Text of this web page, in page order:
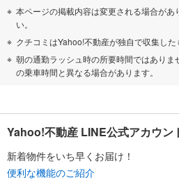
本ページの掲載内容は変更される場合があ
い。
クチコミはYahoo!不動産が独自で収集した
朝の通勤ラッシュ時の所要時間ではあり
の乗車時間と異なる場合があります。
Yahoo!不動産 LINE公式アカウン
新着物件をいち早くお届け！
便利な機能のご紹介